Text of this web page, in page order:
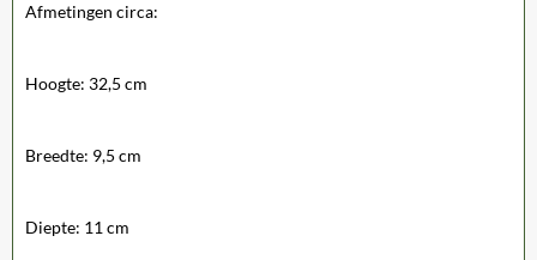
Afmetingen circa:
Hoogte: 32,5 cm
Breedte: 9,5 cm
Diepte: 11 cm